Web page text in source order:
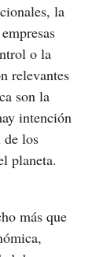
la
o la
relevantes
son la
intención
los
planeta.
más que